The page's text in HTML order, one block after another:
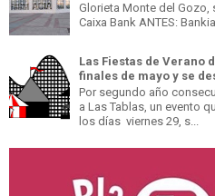
Glorieta Monte del Gozo,
Caixa Bank ANTES: Bankia
Las Fiestas de Verano
finales de mayo y se
Por segundo año
a Las Tablas, un evento
los días viernes 29, s...